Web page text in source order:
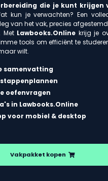
die je kunt krijgen
kun je verwachten? Een
van het vak, precies
Met Lawbooks.Online krijg je
tools om efficiënt te
wilt.
samenvatting
oefenvragen
in Lawbooks.Online
voor mobiel & desktop
Vakpakket kopen